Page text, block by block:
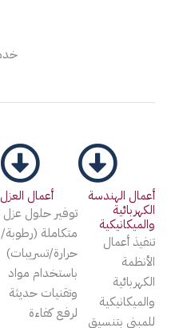
أعمال العزل
توفير حلول عزل
متكاملة (رطوبة/
حرارة/تسريبات)
باستخدام مواد
وتقنيات حديثة
لرفع كفاءة
أعمال الهندسة
الكهربائية
والميكانيكية
تنفيذ أعمال
الأنظمة
الكهربائية
والميكانيكية
للمبنى بتنسيق